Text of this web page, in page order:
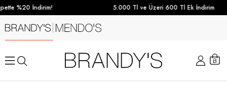
%20 İndirim! 5.000 Tl ve Üzeri 600 Tl Ek İndirim